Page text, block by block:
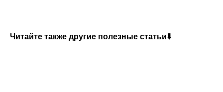
Читайте также другие полезные статьи⬇️